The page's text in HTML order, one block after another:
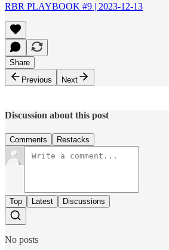
RBR PLAYBOOK #9 | 2023-12-13
Share
Previous
Next
Discussion about this post
Comments Restacks
Top Latest Discussions
No posts